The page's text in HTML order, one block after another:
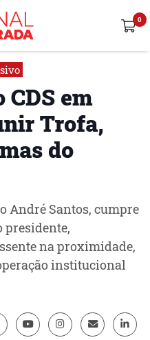
em
Trofa,
do
André Santos, cumpre
presidente,
na proximidade,
institucional